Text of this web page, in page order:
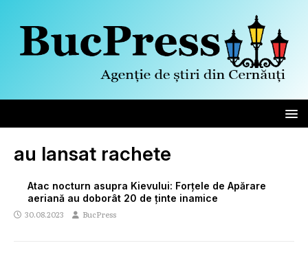
au lansat rachete
Atac nocturn asupra Kievului: Forțele de Apărare
aeriană au doborât 20 de ținte inamice
30.08.2023 BucPress